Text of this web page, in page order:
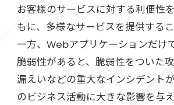
お客様のサービスに対する利便性
もに、多様なサービスを提供するこ
一方、Webアプリケーションだけ
脆弱性があると、脆弱性をついた
漏えいなどの重大なインシデント
のビジネス活動に大きな影響を与え